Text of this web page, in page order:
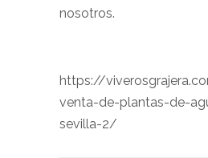
nosotros.
https://
venta-de-plantas-de-
sevilla-2/